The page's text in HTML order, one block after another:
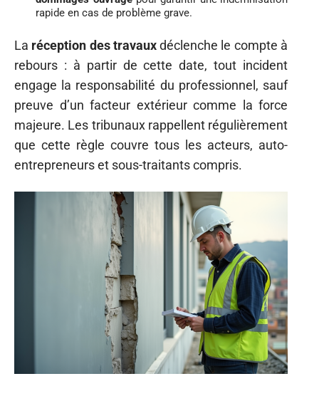
rapide en cas de problème grave.
La réception des travauxdéclenche le compte à
rebours : à partir de cette date, tout incident
engage la responsabilité du professionnel, sauf
preuve d’un facteur extérieur comme la force
majeure. Les tribunaux rappellent régulièrement
que cette règle couvre tous les acteurs, auto-
entrepreneurs et sous-traitants compris.